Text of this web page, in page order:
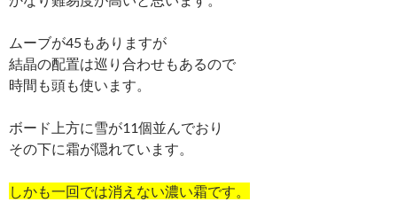
ムーブが45もありますが
結晶の配置は巡り合わせもあるので
時間も頭も使います。
ボード上方に雪が11個並んでおり
その下に霜が隠れています。
しかも一回では消えない濃い霜です。